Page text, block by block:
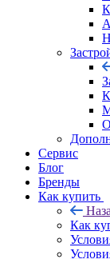
Сервис
Блог
Бренды
Как купить
Как